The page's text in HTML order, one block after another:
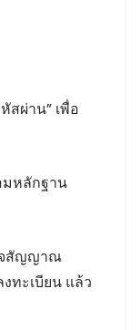
สผ่าน” เพื่อ
หลักฐาน
สัญญาณ
ทะเบียน แล้ว